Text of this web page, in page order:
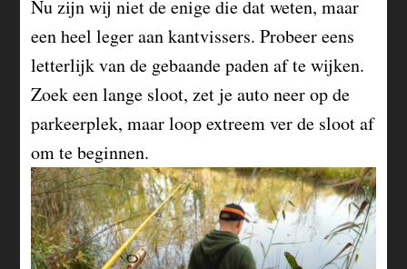
Nu zijn wij niet de enige die dat weten, maar
een heel leger aan kantvissers. Probeer eens
letterlijk van de gebaande paden af te wijken.
Zoek een lange sloot, zet je auto neer op de
parkeerplek, maar loop extreem ver de sloot af
om te beginnen.